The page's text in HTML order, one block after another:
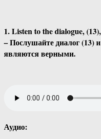
1. Listen to the dialogue,
– Послушайте диалог (13)
являются верными.
Аудио: